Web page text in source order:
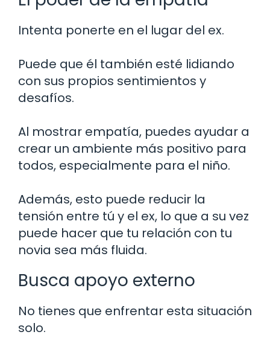
Intenta ponerte en el lugar del ex.
Puede que él también esté lidiando
con sus propios sentimientos y
desafíos.
Al mostrar empatía, puedes ayudar a
crear un ambiente más positivo para
todos, especialmente para el niño.
Además, esto puede reducir la
tensión entre tú y el ex, lo que a su vez
puede hacer que tu relación con tu
novia sea más fluida.
Busca apoyo externo
No tienes que enfrentar esta situación
solo.